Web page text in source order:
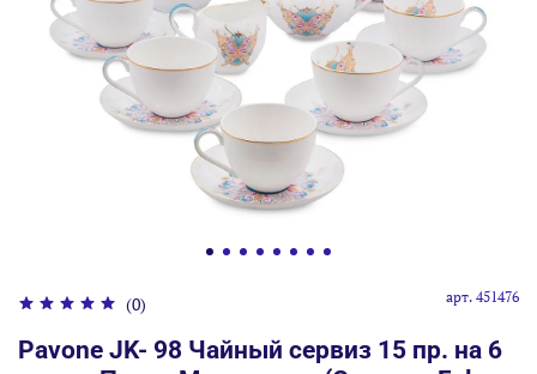
(0) арт. 451476
Pavone JK- 98 Чайный сервиз 15 пр. на 6